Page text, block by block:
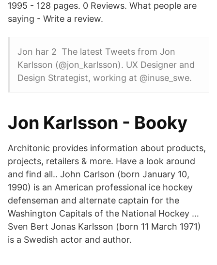
1995 - 128 pages. 0 Reviews. What people are
saying - Write a review.
Jon har 2 The latest Tweets from Jon
Karlsson (@jon_karlsson). UX Designer and
Design Strategist, working at @inuse_swe.
Jon Karlsson - Booky
Architonic provides information about products,
projects, retailers & more. Have a look around
and find all.. John Carlson (born January 10,
1990) is an American professional ice hockey
defenseman and alternate captain for the
Washington Capitals of the National Hockey …
Sven Bert Jonas Karlsson (born 11 March 1971)
is a Swedish actor and author.